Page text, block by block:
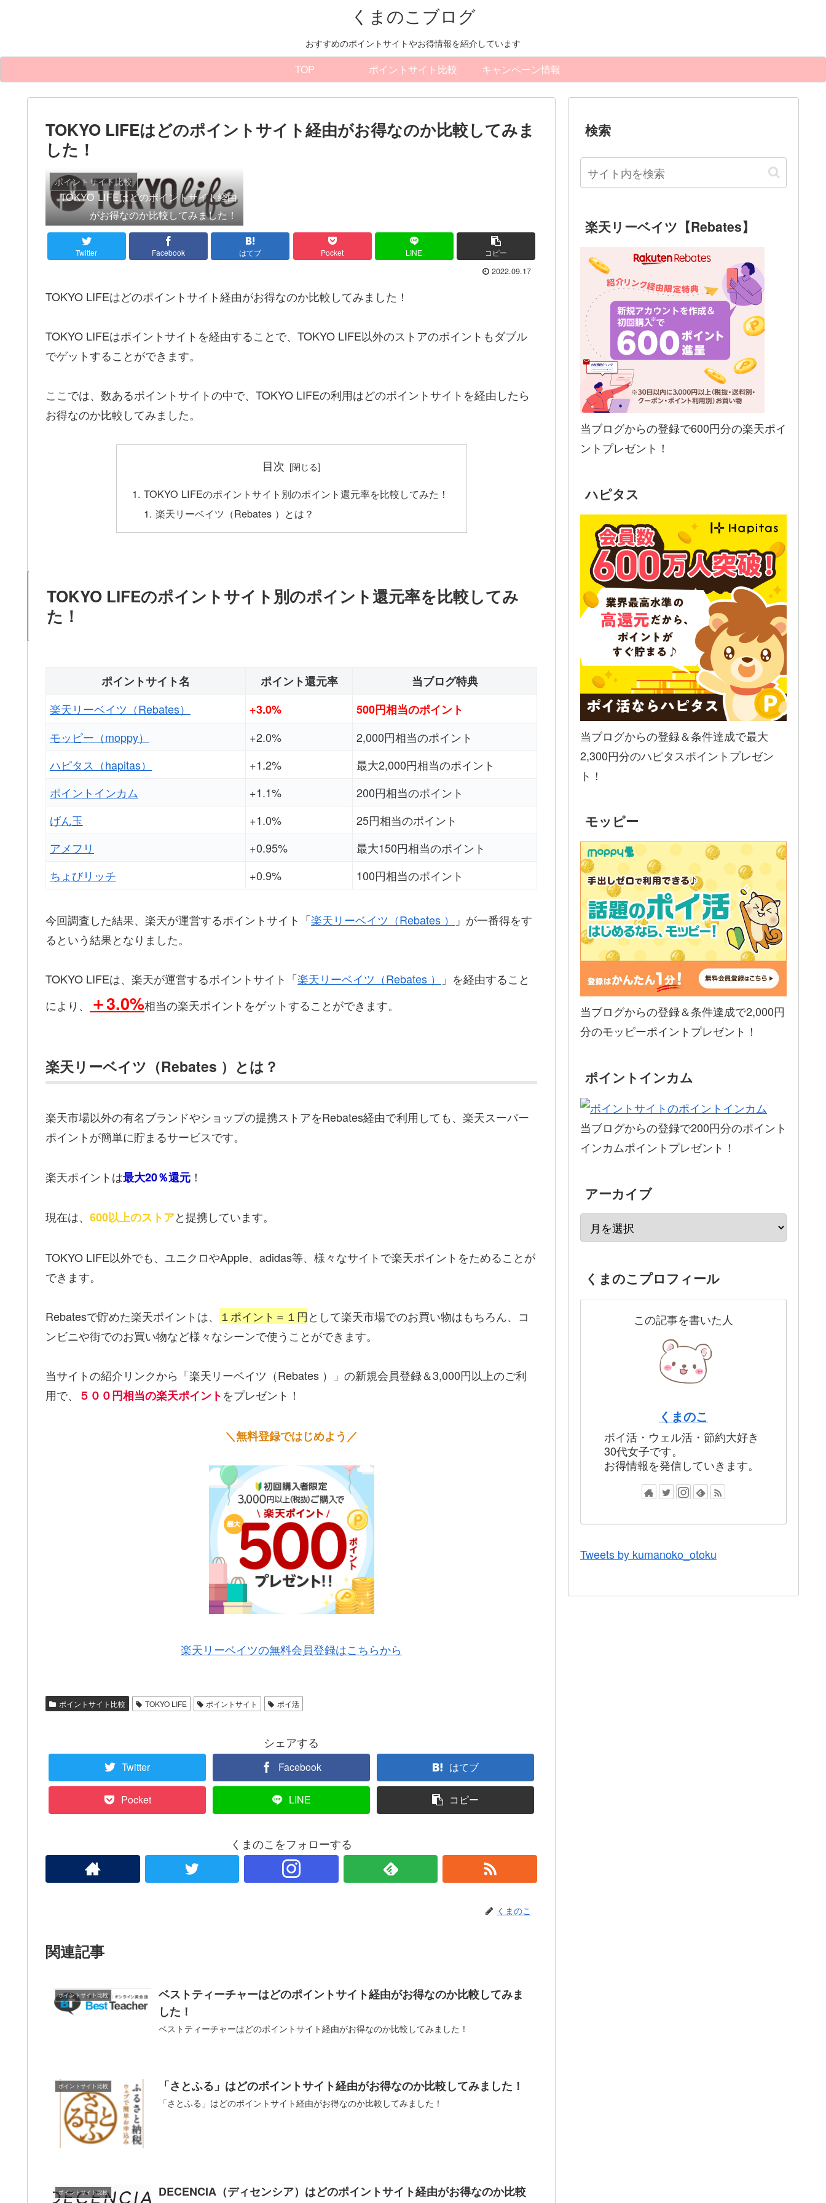
くまのこブログ
おすすめのポイントサイトやお得情報を紹介しています
TOP ポイントサイト比較 キャンペーン情報
TOKYO LIFEはどのポイントサイト経由がお得なのか比較してみま
した！
ポイントサイト比較
TOKYO LIFEはどのポイントサイト経由
がお得なのか比較してみました！
Twitter Facebook はてブ Pocket LINE コピー
2022.09.17
TOKYO LIFEはどのポイントサイト経由がお得なのか比較してみました！
TOKYO LIFEはポイントサイトを経由することで、TOKYO LIFE以外のストアのポイントもダブル
でゲットすることができます。
ここでは、数あるポイントサイトの中で、TOKYO LIFEの利用はどのポイントサイトを経由したら
お得なのか比較してみました。
目次
TOKYO LIFEのポイントサイト別のポイント還元率を比較してみた！
楽天リーベイツ（Rebates ）とは？
TOKYO LIFEのポイントサイト別のポイント還元率を比較してみ
た！
ポイントサイト名 ポイント還元率
当ブログ特典
楽天リーベイツ（Rebates）
+3.0%
500円相当のポイント
モッピー（moppy）
+2.0%
2,000円相当のポイント
ハピタス（hapitas）
+1.2%
最大2,000円相当のポイント
ポイントインカム
+1.1%
200円相当のポイント
げん玉
+1.0%
25円相当のポイント
アメフリ
+0.95%
最大150円相当のポイント
ちょびリッチ
+0.9% 100円相当のポイント
今回調査した結果、楽天が運営するポイントサイト「楽天リーベイツ（Rebates ）
」が一番得をす
るという結果となりました。
TOKYO LIFEは、楽天が運営するポイントサイト「楽天リーベイツ（Rebates ）
」を経由すること
により、
＋3.0%相当の楽天ポイントをゲットすることができます。
楽天リーベイツ（Rebates ）とは？
楽天市場以外の有名ブランドやショップの提携ストアをRebates経由で利用しても、楽天スーパー
ポイントが簡単に貯まるサービスです。
楽天ポイントは最大20％還元 ！
現在は、 600以上のストアと提携しています。
TOKYO LIFE以外でも、ユニクロやApple、adidas等、様々なサイトで楽天ポイントをためることが
できます。
Rebatesで貯めた楽天ポイントは、 １ポイント＝１円として楽天市場でのお買い物はもちろん、コ
ンビニや街でのお買い物など様々なシーンで使うことができます。
当サイトの紹介リンクから「楽天リーベイツ（Rebates ）」の新規会員登録＆3,000円以上のご利
用で、
５００円相当の楽天ポイントをプレゼント！
＼無料登録ではじめよう／
楽天リーベイツの無料会員登録はこちらから
ポイントサイト比較 TOKYO LIFE ポイントサイト ポイ活
シェアする
Twitter Facebook はてブ
Pocket LINE コピー
くまのこをフォローする
くまのこ
関連記事
ポイントサイト比較
ベストティーチャーはどのポイントサイト経由がお得なのか比較してみま
した！
ベストティーチャーはどのポイントサイト経由がお得なのか比較してみました！
ポイントサイト比較 「さとふる」はどのポイントサイト経由がお得なのか比較してみました！
「さとふる」はどのポイントサイト経由がお得なのか比較してみました！
ポイントサイト比較
DECENCIA（ディセンシア）はどのポイントサイト経由がお得なのか比較
検索
楽天リーベイツ【Rebates】
当ブログからの登録で600円分の楽天ポイ
ントプレゼント！
ハピタス
当ブログからの登録＆条件達成で最大
2,300円分のハピタスポイントプレゼン
ト！
モッピー
当ブログからの登録＆条件達成で2,000円
分のモッピーポイントプレゼント！
ポイントインカム
当ブログからの登録で200円分のポイント
インカムポイントプレゼント！
アーカイブ
くまのこプロフィール
この記事を書いた人
くまのこ
ポイ活・ウェル活・節約大好き
30代女子です。
お得情報を発信していきます。
Tweets by kumanoko_otoku